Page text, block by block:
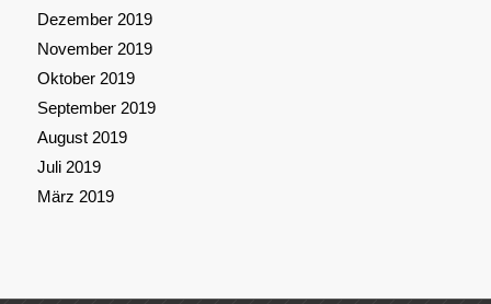
Dezember 2019
November 2019
Oktober 2019
September 2019
August 2019
Juli 2019
März 2019